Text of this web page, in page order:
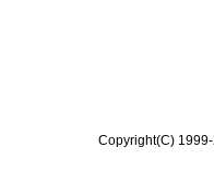
Copyright(C)